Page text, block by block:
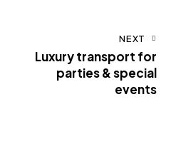
NEXT
Luxury transport for
parties & special
events